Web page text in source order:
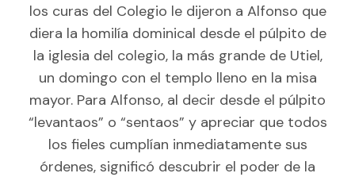
los curas del Colegio le dijeron a Alfonso que
diera la homilía dominical desde el púlpito de
la iglesia del colegio, la más grande de Utiel,
un domingo con el templo lleno en la misa
mayor. Para Alfonso, al decir desde el púlpito
“levantaos” o “sentaos” y apreciar que todos
los fieles cumplían inmediatamente sus
órdenes, significó descubrir el poder de la